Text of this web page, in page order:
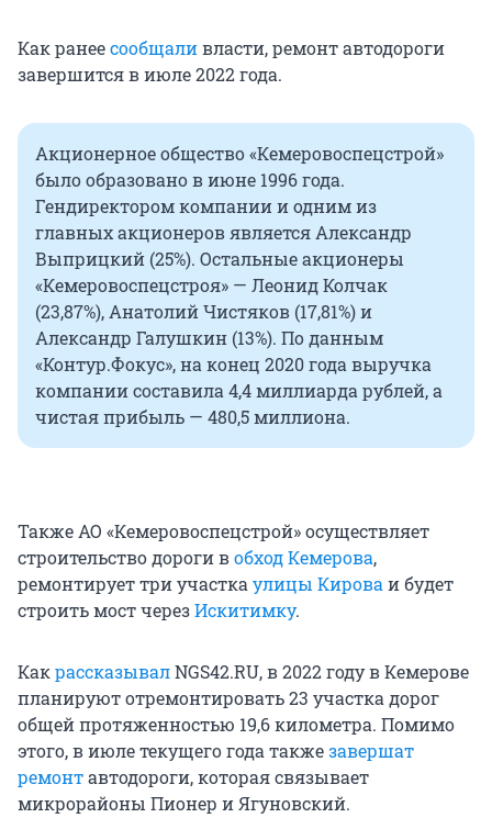
Как ранеесообщаливласти, ремонт автодороги
завершится в июле 2022 года.
Акционерное общество «Кемеровоспецстрой»
было образовано в июне 1996 года.
Гендиректором компании и одним из
главных акционеров является Александр
Выприцкий (25%). Остальные акционеры
«Кемеровоспецстроя» — Леонид Колчак
(23,87%), Анатолий Чистяков (17,81%) и
Александр Галушкин (13%). По данным
«Контур.Фокус», на конец 2020 года выручка
компании составила 4,4 миллиарда рублей, а
чистая прибыль — 480,5 миллиона.
Также АО «Кемеровоспецстрой» осуществляет
строительство дороги вобход Кемерова,
ремонтирует три участкаулицы Кироваи будет
строить мост черезИскитимку.
КакрассказывалNGS42.RU, в 2022 году в Кемерове
планируют отремонтировать 23 участка дорог
общей протяженностью 19,6 километра. Помимо
этого, в июле текущего года такжезавершат
ремонтавтодороги, которая связывает
микрорайоны Пионер и Ягуновский.